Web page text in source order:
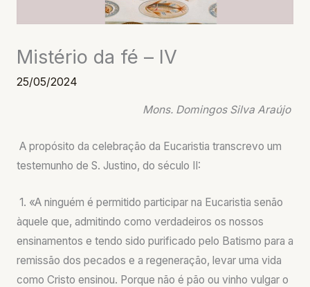
Mistério da fé – IV
25/05/2024
Mons. Domingos Silva Araújo
A propósito da celebração da Eucaristia transcrevo um
testemunho de S. Justino, do século II:
1. «A ninguém é permitido participar na Eucaristia senão
àquele que, admitindo como verdadeiros os nossos
ensinamentos e tendo sido purificado pelo Batismo para a
remissão dos pecados e a regeneração, levar uma vida
como Cristo ensinou. Porque não é pão ou vinho vulgar o